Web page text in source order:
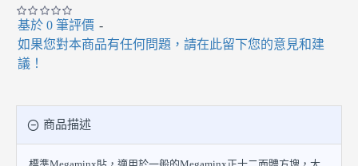
基於 0 筆評價 -
如果您對本商品有任何問題，請在此留下您的意見和建
議！
商品描述